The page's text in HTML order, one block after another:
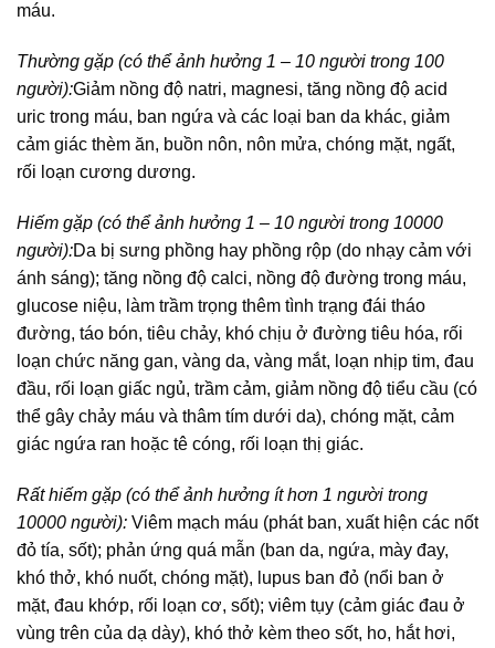
máu.
Thường gặp (có thể ảnh hưởng 1 – 10 người trong 100
người):Giảm nồng độ natri, magnesi, tăng nồng độ acid
uric trong máu, ban ngứa và các loại ban da khác, giảm
cảm giác thèm ăn, buồn nôn, nôn mửa, chóng mặt, ngất,
rối loạn cương dương.
Hiếm gặp (có thể ảnh hưởng 1 – 10 người trong 10000
người):Da bị sưng phồng hay phồng rộp (do nhạy cảm với
ánh sáng); tăng nồng độ calci, nồng độ đường trong máu,
glucose niệu, làm trầm trọng thêm tình trạng đái tháo
đường, táo bón, tiêu chảy, khó chịu ở đường tiêu hóa, rối
loạn chức năng gan, vàng da, vàng mắt, loạn nhịp tim, đau
đầu, rối loạn giấc ngủ, trầm cảm, giảm nồng độ tiểu cầu (có
thể gây chảy máu và thâm tím dưới da), chóng mặt, cảm
giác ngứa ran hoặc tê cóng, rối loạn thị giác.
Rất hiếm gặp (có thể ảnh hưởng ít hơn 1 người trong
10000 người): Viêm mạch máu (phát ban, xuất hiện các nốt
đỏ tía, sốt); phản ứng quá mẫn (ban da, ngứa, mày đay,
khó thở, khó nuốt, chóng mặt), lupus ban đỏ (nổi ban ở
mặt, đau khớp, rối loạn cơ, sốt); viêm tụy (cảm giác đau ở
vùng trên của dạ dày), khó thở kèm theo sốt, ho, hắt hơi,